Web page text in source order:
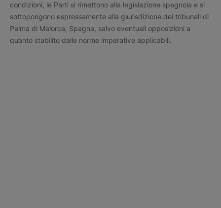
condizioni, le Parti si rimettono alla legislazione spagnola e si
sottopongono espressamente alla giurisdizione dei tribunali di
Palma di Maiorca, Spagna, salvo eventuali opposizioni a
quanto stabilito dalle norme imperative applicabili.